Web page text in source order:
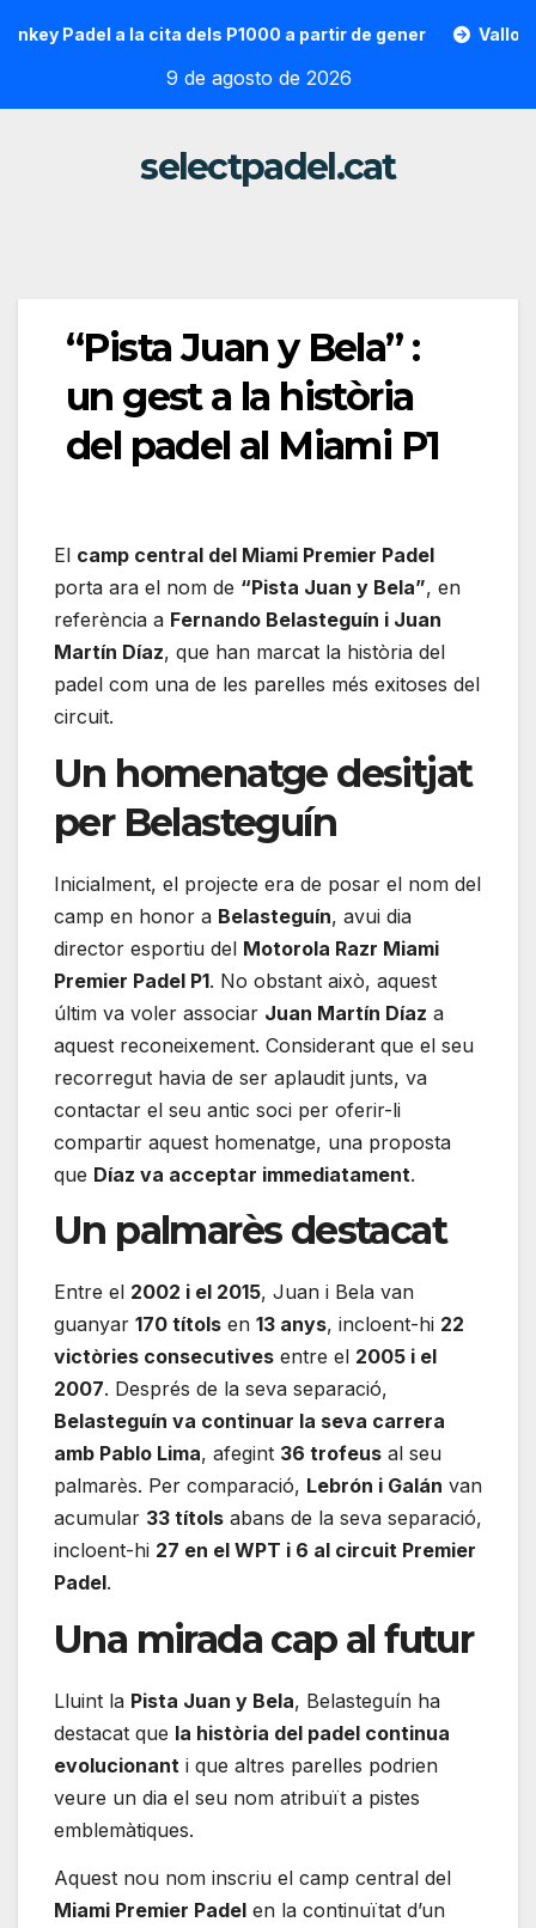
Padel a la cita dels P1000 a partir de gener Vallon
9 de agosto de 2026
selectpadel.cat
“Pista Juan y Bela” :
un gest a la història
del padel al Miami P1
El camp central del Miami Premier Padel
porta ara el nom de “Pista Juan y Bela”, en
referència a Fernando Belasteguín i Juan
Martín Díaz, que han marcat la història del
padel com una de les parelles més exitoses del
circuit.
Un homenatge desitjat
per Belasteguín
Inicialment, el projecte era de posar el nom del
camp en honor a Belasteguín, avui dia
director esportiu del Motorola Razr Miami
Premier Padel P1. No obstant això, aquest
últim va voler associar Juan Martín Díaz a
aquest reconeixement. Considerant que el seu
recorregut havia de ser aplaudit junts, va
contactar el seu antic soci per oferir-li
compartir aquest homenatge, una proposta
que Díaz va acceptar immediatament.
Un palmarès destacat
Entre el 2002 i el 2015, Juan i Bela van
guanyar 170 títols en 13 anys, incloent-hi 22
victòries consecutives entre el 2005 i el
2007. Després de la seva separació,
Belasteguín va continuar la seva carrera
amb Pablo Lima, afegint 36 trofeus al seu
palmarès. Per comparació, Lebrón i Galán van
acumular 33 títols abans de la seva separació,
incloent-hi 27 en el WPT i 6 al circuit Premier
Padel.
Una mirada cap al futur
Lluint la Pista Juan y Bela, Belasteguín ha
destacat que la història del padel continua
evolucionant i que altres parelles podrien
veure un dia el seu nom atribuït a pistes
emblemàtiques.
Aquest nou nom inscriu el camp central del
Miami Premier Padel en la continuïtat d’un